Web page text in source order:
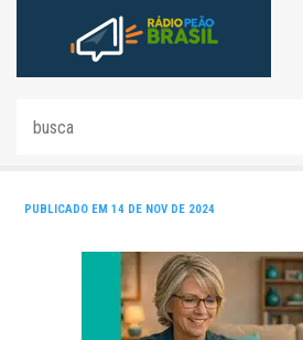
PUBLICADO EM 14 DE NOV DE 2024